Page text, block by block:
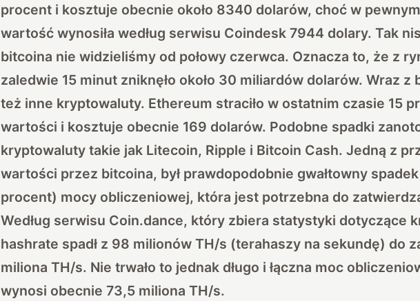
procent i kosztuje obecnie około 8340 dolarów, choć w
wartość wynosiła według serwisu Coindesk 7944 dolary. Tak
bitcoina nie widzieliśmy od połowy czerwca. Oznacza to, że z
zaledwie 15 minut zniknęło około 30 miliardów dolarów. Wraz z
też inne kryptowaluty. Ethereum straciło w ostatnim czasie 15
wartości i kosztuje obecnie 169 dolarów. Podobne spadki
kryptowaluty takie jak Litecoin, Ripple i Bitcoin Cash. Jedną z
wartości przez bitcoina, był prawdopodobnie gwałtowny
procent) mocy obliczeniowej, która jest potrzebna do
Według serwisu Coin.dance, który zbiera statystyki dotyczące
hashrate spadł z 98 milionów TH/s (terahaszy na sekundę) do
miliona TH/s. Nie trwało to jednak długo i łączna moc
wynosi obecnie 73,5 miliona TH/s.